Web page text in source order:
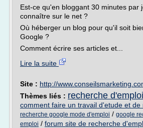
Est-ce qu'en bloggant 30 minutes par
connaître sur le net ?
Où héberger un blog pour qu'il soit
Google ?
Comment écrire ses articles et...
Lire la suite
Site : http://
Thèmes liés : recherche
comment faire un travail d'etude et de
recherche google mode d'emploi / google
emploi / forum site de recherche